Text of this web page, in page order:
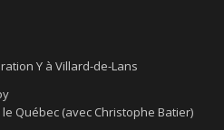
Y à Villard-de-Lans
Québec (avec Christophe Batier)